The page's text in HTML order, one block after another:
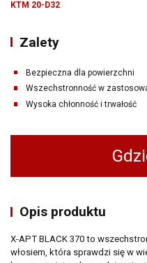
KTM 20-D32
Zalety
Bezpieczna dla powierzchni
Wszechstronność w
Wysoka chłonność i trwałość
Opis produktu
X-APT BLACK 370 to
włosiem, która sprawdzi się w